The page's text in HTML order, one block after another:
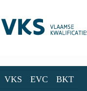
VKS EVC BKT